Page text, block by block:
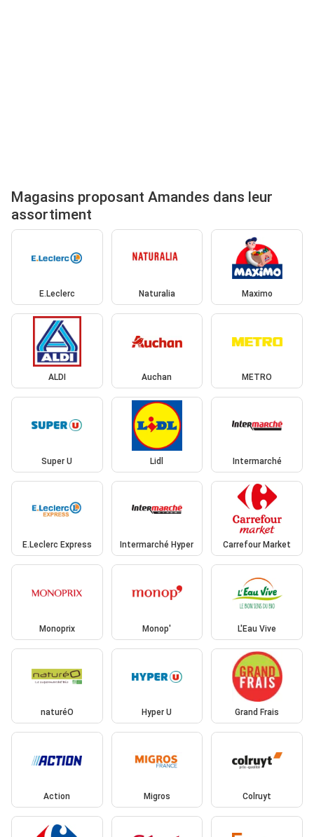
Magasins proposant Amandes dans leur
assortiment
E.Leclerc Naturalia Maximo
ALDI Auchan METRO
Super U Lidl Intermarché
E.Leclerc Express Intermarché Hyper Carrefour Market
Monoprix Monop' L'Eau Vive
naturéO Hyper U Grand Frais
Action Migros Colruyt